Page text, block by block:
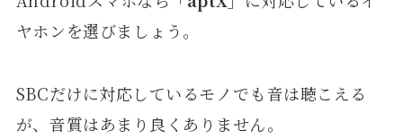
ヤホンを選びましょう。
SBCだけに対応しているモノでも音は聴こえる
が、音質はあまり良くありません。